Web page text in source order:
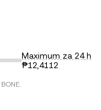
Maximum za 24 h
₱12,4112
BONE.